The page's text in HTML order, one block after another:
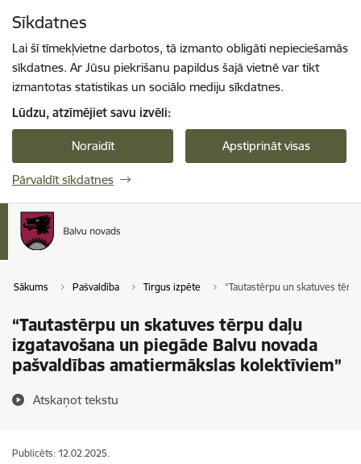
Sīkdatnes
Lai šī tīmekļvietne darbotos, tā izmanto obligāti nepieciešamās
sīkdatnes. Ar Jūsu piekrišanu papildus šajā vietnē var tikt
izmantotas statistikas un sociālo mediju sīkdatnes.
Lūdzu, atzīmējiet savu izvēli:
Noraidīt Apstiprināt visas
Pārvaldīt sīkdatnes
Sākums Pašvaldība Tirgus izpēte “Tautastērpu un skatuves
“Tautastērpu un skatuves tērpu daļu
izgatavošana un piegāde Balvu novada
pašvaldības amatiermākslas kolektīviem”
Atskaņot tekstu
Publicēts: 12.02.2025.